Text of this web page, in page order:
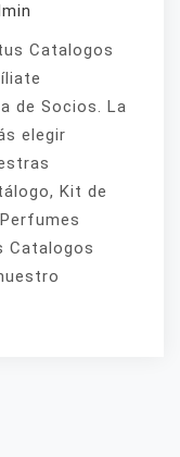
Catalogos
de Socios. La
elegir
Kit de